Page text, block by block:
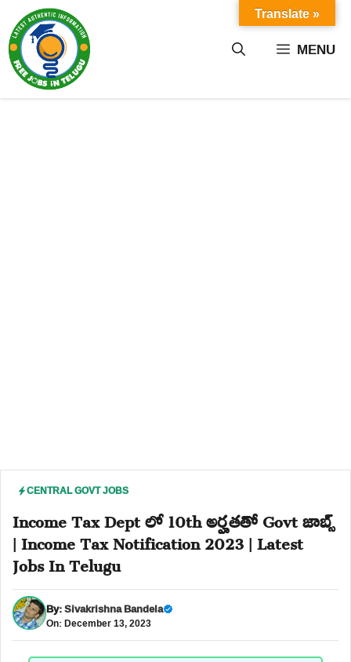
content MENU
CENTRAL GOVT JOBS
Income Tax Dept లో 10th అర్హతతో Govt జాబ్స్
| Income Tax Notification 2023 | Latest
Jobs In Telugu
By:Sivakrishna Bandela
On: December 13, 2023
Translate »